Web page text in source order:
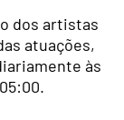
dos artistas
atuações,
às